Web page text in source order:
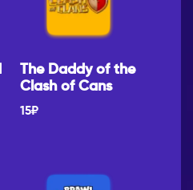
The Daddy of the
Clash of Cans
15₽